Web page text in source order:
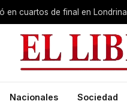
en cuartos de final en Londrina
Nacionales Sociedad